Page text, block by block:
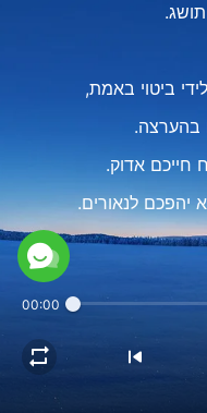
ביטוי באמת,
בהערצה.
חייכם אדוק.
יהפכם לנאורים.
האל.
00:00